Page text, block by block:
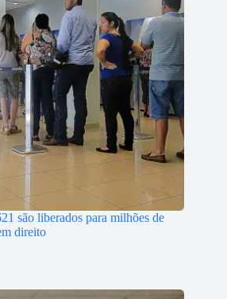
são liberados para milhões de
direito